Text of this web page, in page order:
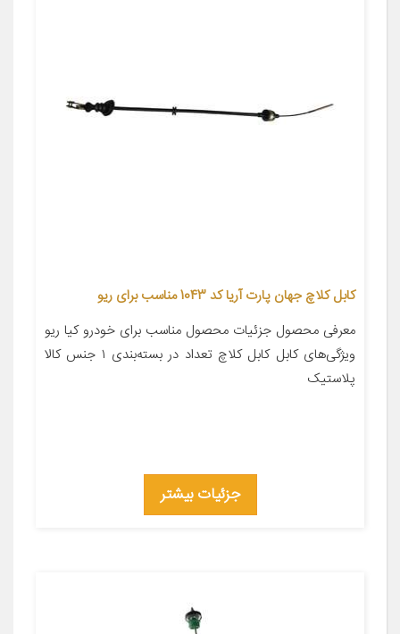
کابل کلاچ جهان پارت آریا کد 1043 مناسب برای ریو
معرفی محصول جزئیات محصول مناسب برای خودرو کیا ریو
ویژگی‌های کابل کابل کلاچ تعداد در بسته‌بندی ۱ جنس کالا
پلاستیک
جزئیات بیشتر